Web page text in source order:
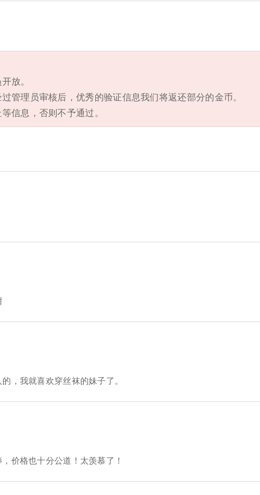
放。
管理员审核后，优秀的验证信息我们将返还部分的金币。
信息，否则不予通过。
，我就喜欢穿丝袜的妹子了。
价格也十分公道！太羡慕了！